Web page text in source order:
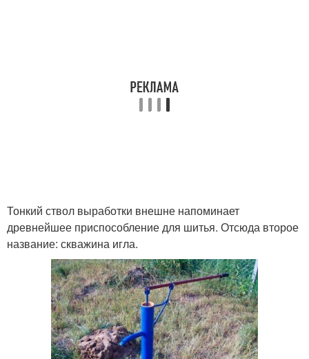
Тонкий ствол выработки внешне напоминает
древнейшее приспособление для шитья. Отсюда второе
название: скважина игла.